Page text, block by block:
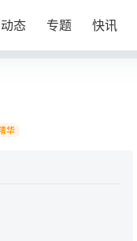
动态 专题 快讯